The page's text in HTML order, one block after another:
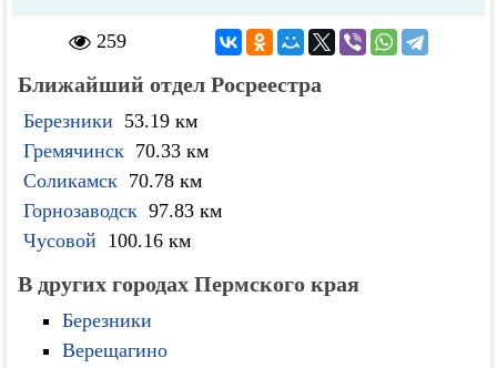
259
Ближайший отдел Росреестра
Березники 53.19 км
Гремячинск 70.33 км
Соликамск 70.78 км
Горнозаводск 97.83 км
Чусовой 100.16 км
В других городах Пермского края
Березники
Верещагино